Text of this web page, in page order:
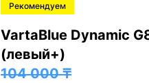
Рекомендуем
VartaBlue Dynamic
(левый+)
104 000₸